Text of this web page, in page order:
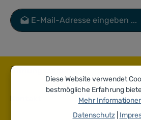
E-Mail-Adresse*
Ich habe die
genommen und dieAGBgelesen und
einverstanden.*
Öffnungszeiten
Kontakt
Diese Website verwendet
bestmögliche Erfahrung
Mehr
Datenschutz|